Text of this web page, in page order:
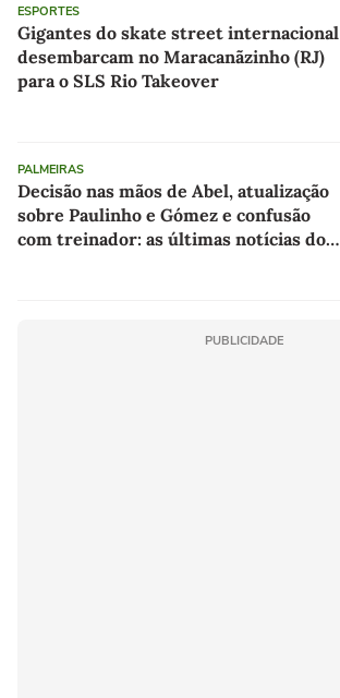
ESPORTES
Gigantes do skate street internacional
desembarcam no Maracanãzinho (RJ)
para o SLS Rio Takeover
PALMEIRAS
Decisão nas mãos de Abel, atualização
sobre Paulinho e Gómez e confusão
com treinador: as últimas notícias do
PUBLICIDADE